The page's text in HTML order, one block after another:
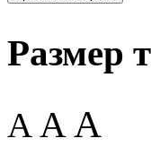
Размер
A AA